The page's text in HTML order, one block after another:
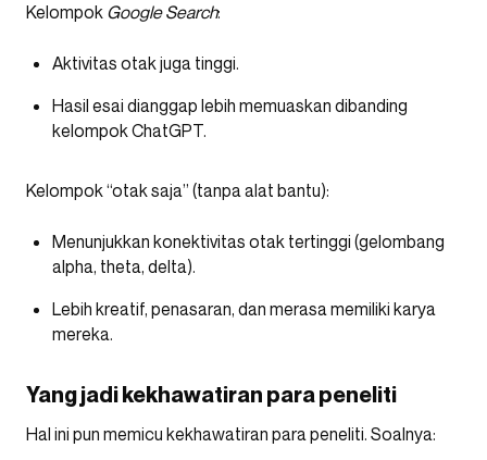
Kelompok Google Search:
Aktivitas otak juga tinggi.
Hasil esai dianggap lebih memuaskan dibanding
kelompok ChatGPT.
Kelompok “otak saja” (tanpa alat bantu):
Menunjukkan konektivitas otak tertinggi (gelombang
alpha, theta, delta).
Lebih kreatif, penasaran, dan merasa memiliki karya
mereka.
Yang jadi kekhawatiran para peneliti
Hal ini pun memicu kekhawatiran para peneliti. Soalnya: